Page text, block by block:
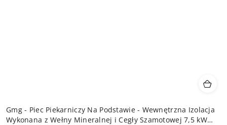
Gmg - Piec Piekarniczy Na Podstawie - Wewnętrzna Izolacja
Wykonana z Wełny Mineralnej i Cegły Szamotowej 7,5 kW